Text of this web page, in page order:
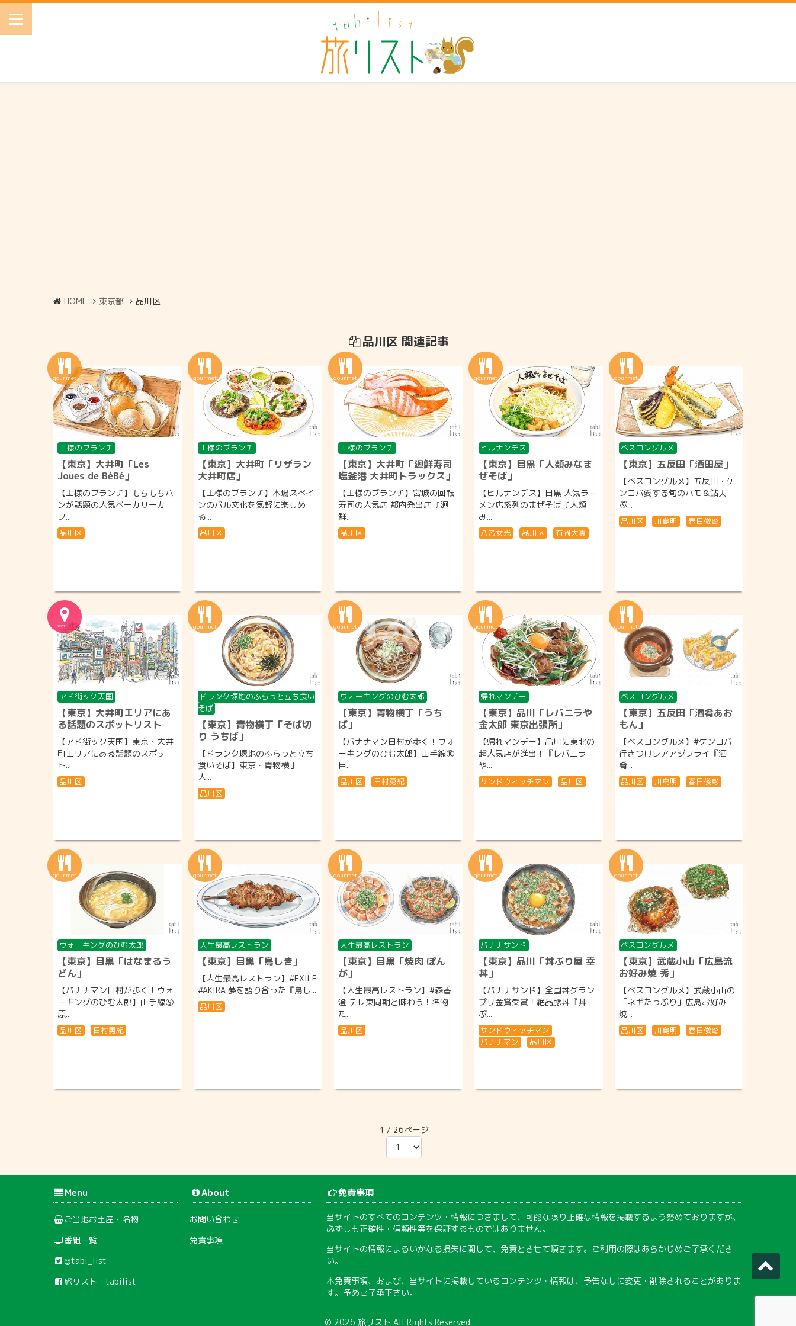
HOME 東京都 品川区
品川区 関連記事
王様のブランチ
【東京】大井町「Les
Joues de BéBé」
【王様のブランチ】もちもちパ
ンが話題の人気ベーカリーカ
フ...
品川区
王様のブランチ
【東京】大井町「リザラン
大井町店」
【王様のブランチ】本場スペイ
ンのバル文化を気軽に楽しめ
る...
品川区
王様のブランチ
【東京】大井町「廻鮮寿司
塩釜港 大井町トラックス」
【王様のブランチ】宮城の回転
寿司の人気店 都内発出店『廻
鮮...
品川区
ヒルナンデス
【東京】目黒「人類みなま
ぜそば」
【ヒルナンデス】目黒 人気ラー
メン店系列のまぜそば『人類
み...
八乙女光 品川区 有岡大貴
ベスコングルメ
【東京】五反田「酒田屋」
【ベスコングルメ】五反田・ケ
ンコバ愛する旬のハモ＆鮎天
ぷ...
品川区 川島明 春日俊彰
アド街ック天国
【東京】大井町エリアにあ
る話題のスポットリスト
【アド街ック天国】東京・大井
町エリアにある話題のスポッ
ト...
品川区
ドランク塚地のふらっと立ち食い
そば
【東京】青物横丁「そば切
り うちば」
【ドランク塚地のふらっと立ち
食いそば】東京・青物横丁
人...
品川区
ウォーキングのひむ太郎
【東京】青物横丁「うち
ば」
【バナナマン日村が歩く！ウォ
ーキングのひむ太郎】山手線⑩
目...
品川区 日村勇紀
帰れマンデー
【東京】品川「レバニラや
金太郎 東京出張所」
【帰れマンデー】品川に東北の
超人気店が進出！『レバニラ
や...
サンドウィッチマン 品川区
ベスコングルメ
【東京】五反田「酒肴あお
もん」
【ベスコングルメ】#ケンコバ
行きつけレアアジフライ『酒
肴...
品川区 川島明 春日俊彰
ウォーキングのひむ太郎
【東京】目黒「はなまるう
どん」
【バナナマン日村が歩く！ウォ
ーキングのひむ太郎】山手線⑨
原...
品川区 日村勇紀
人生最高レストラン
【東京】目黒「鳥しき」
【人生最高レストラン】#EXILE
#AKIRA 夢を語り合った『鳥し...
品川区
人生最高レストラン
【東京】目黒「焼肉 ぽん
が」
【人生最高レストラン】#森香
澄 テレ東同期と味わう！名物
た...
品川区
バナナサンド
【東京】品川「丼ぶり屋 幸
丼」
【バナナサンド】全国丼グラン
プリ金賞受賞！絶品豚丼『丼
ぶ...
サンドウィッチマン
バナナマン
品川区
ベスコングルメ
【東京】武蔵小山「広島流
お好み焼 秀」
【ベスコングルメ】武蔵小山の
「ネギたっぷり」広島お好み
焼...
品川区 川島明 春日俊彰
1 / 26ページ
Menu
ご当地お土産・名物
番組一覧
@tabi_list
旅リスト｜tabilist
About
お問い合わせ
免責事項
免責事項
当サイトのすべてのコンテンツ・情報につきまして、可能な限り正確な情報を掲載するよう努めておりますが、
必ずしも正確性・信頼性等を保証するものではありません。
当サイトの情報によるいかなる損失に関して、免責とさせて頂きます。ご利用の際はあらかじめご了承くださ
い。
本免責事項、および、当サイトに掲載しているコンテンツ・情報は、予告なしに変更・削除されることがありま
す。予めご了承下さい。
© 2026 旅リスト All Rights Reserved.